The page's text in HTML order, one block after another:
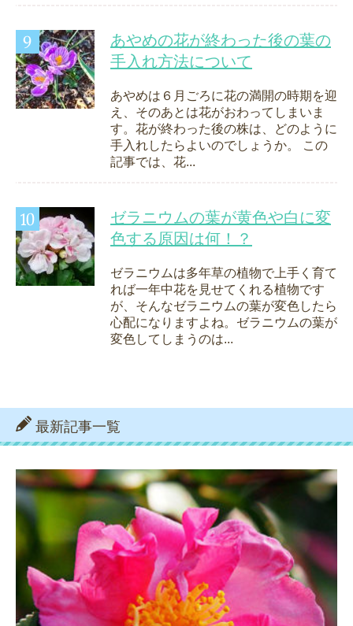
あやめの花が終わった後の葉の
手入れ方法について
あやめは６月ごろに花の満開の時期を迎
え、そのあとは花がおわってしまいま
す。花が終わった後の株は、どのように
手入れしたらよいのでしょうか。 この
記事では、花...
ゼラニウムの葉が黄色や白に変
色する原因は何！？
ゼラニウムは多年草の植物で上手く育て
れば一年中花を見せてくれる植物です
が、そんなゼラニウムの葉が変色したら
心配になりますよね。ゼラニウムの葉が
変色してしまうのは...
最新記事一覧